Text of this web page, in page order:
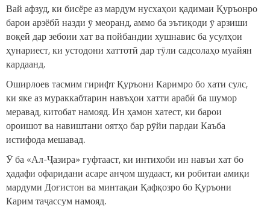
Вай афзуд, ки бисёре аз мардум нусхаҳои қадимаи Қуръонро
барои арзёбӣ назди ӯ меоранд, аммо ба эътиқоди ӯ арзиши
воқеӣ дар зебоии хат ва пойбандии хушнавис ба усулҳои
ҳунариест, ки устодони хаттотӣ дар тӯли садсолаҳо муайян
кардаанд.
Оширлоев тасмим гирифт Қуръони Каримро бо хати сулс,
ки яке аз мураккабтарин навъҳои хатти арабӣ ба шумор
меравад, китобат намояд. Ин ҳамон хатест, ки барои
ороишот ва навиштани оятҳо бар рӯйи пардаи Каъба
истифода мешавад.
Ӯ ба «Ал-Ҷазира» гуфтааст, ки интихоби ин навъи хат бо
ҳадафи офаридани асаре анҷом шудааст, ки робитаи амиқи
мардуми Доғистон ва минтақаи Қафқозро бо Қуръони
Карим таҷассум намояд.